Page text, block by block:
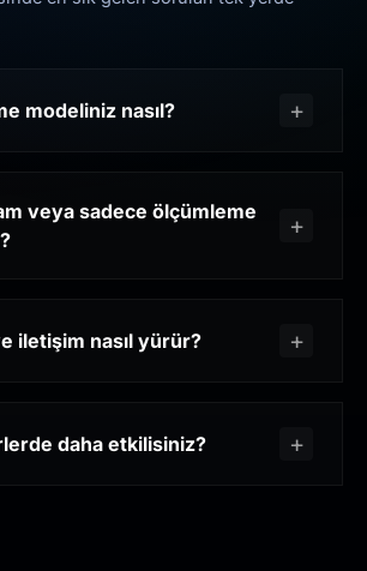
modeliniz nasıl?
veya sadece ölçümleme
iletişim nasıl yürür?
daha etkilisiniz?